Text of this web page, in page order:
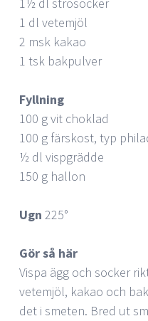
1½ dl strösocker
1 dl vetemjöl
2 msk kakao
1 tsk bakpulver
Fyllning
100 g vit choklad
100 g färskost, typ
½ dl vispgrädde
150 g hallon
Ugn 225°
Gör så här
Vispa ägg och socker
vetemjöl, kakao och
det i smeten. Bred ut